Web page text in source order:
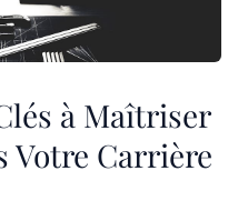
à Maîtriser
Votre Carrière